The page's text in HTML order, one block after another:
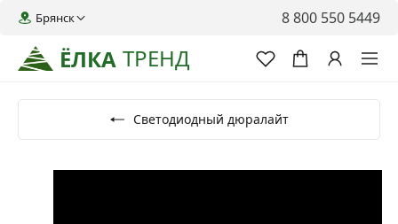
ЁЛКА ТРЕНД
Брянск 8 800 550 5449
Светодиодный дюралайт